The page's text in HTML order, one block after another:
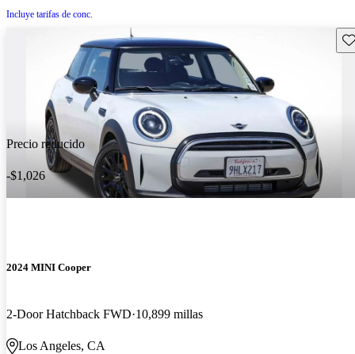
Incluye tarifas de conc.
Precio reducido
-$1,026
2024 MINI Cooper
2-Door Hatchback FWD 10,899 millas
Los Angeles, CA